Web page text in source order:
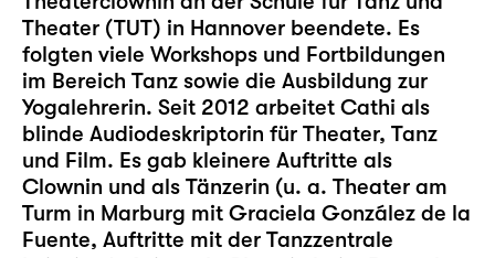
Theater (TUT) in Hannover beendete. Es
folgten viele Workshops und Fortbildungen
im Bereich Tanz sowie die Ausbildung zur
Yogalehrerin. Seit 2012 arbeitet Cathi als
blinde Audiodeskriptorin für Theater, Tanz
und Film. Es gab kleinere Auftritte als
Clownin und als Tänzerin (u. a. Theater am
Turm in Marburg mit Graciela González de la
Fuente, Auftritte mit der Tanzzentrale